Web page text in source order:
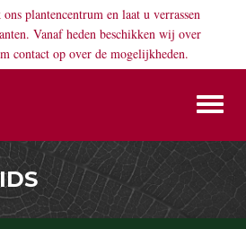
ons plantencentrum en laat u verrassen
Vanaf heden beschikken wij over
contact op over de mogelijkheden.